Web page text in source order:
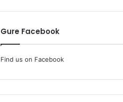
Gure Facebook
Find us on Facebook